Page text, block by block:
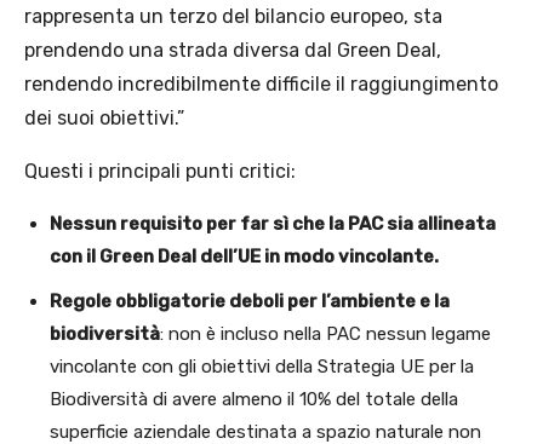
rappresenta un terzo del bilancio europeo, sta
prendendo una strada diversa dal Green Deal,
rendendo incredibilmente difficile il raggiungimento
dei suoi obiettivi.”
Questi i principali punti critici:
Nessun requisito per far sì che la PAC sia allineata
con il Green Deal dell’UE in modo vincolante.
Regole obbligatorie deboli per l’ambiente e la
biodiversità: non è incluso nella PAC nessun legame
vincolante con gli obiettivi della Strategia UE per la
Biodiversità di avere almeno il 10% del totale della
superficie aziendale destinata a spazio naturale non